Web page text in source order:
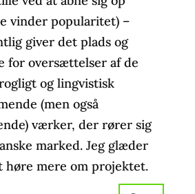
vinder popularitet) –
giver det plads og
for oversættelser af de
og lingvistisk
(men også
værker, der rører sig
marked. Jeg glæder
høre mere om projektet.